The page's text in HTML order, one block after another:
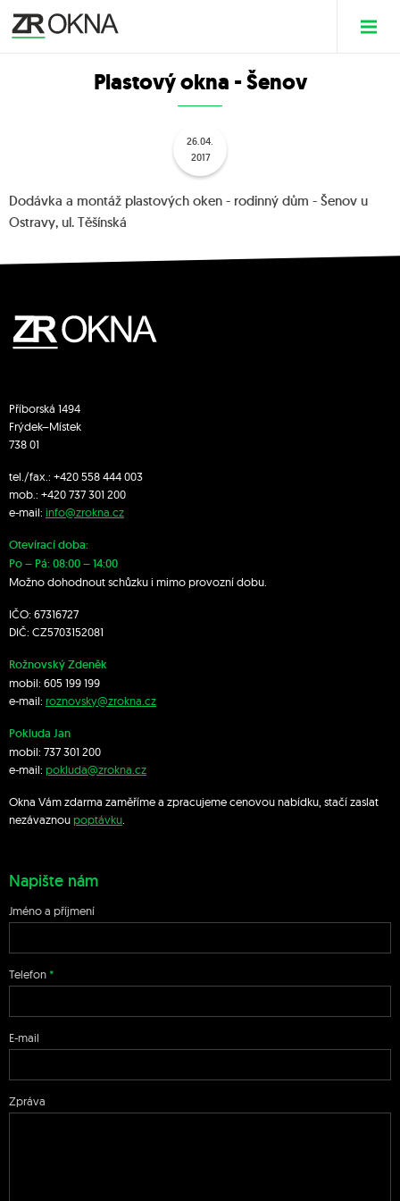
Plastový okna - Šenov
26.04.
2017
Dodávka a montáž plastových oken - rodinný dům - Šenov u
Ostravy, ul. Těšínská
Příborská 1494
Frýdek–Místek
738 01
tel./fax.: +420 558 444 003
mob.: +420 737 301 200
e-mail: info@zrokna.cz
Otevírací doba:
Po – Pá: 08:00 – 14:00
Možno dohodnout schůzku i mimo provozní dobu.
IČO: 67316727
DIČ: CZ5703152081
Rožnovský Zdeněk
mobil: 605 199 199
e-mail: roznovsky@zrokna.cz
Pokluda Jan
mobil: 737 301 200
e-mail: pokluda@zrokna.cz
Okna Vám zdarma zaměříme a zpracujeme cenovou nabídku, stačí zaslat
nezávaznoupoptávku
Napište nám
Jméno a příjmení
Telefon
E-mail
Zpráva